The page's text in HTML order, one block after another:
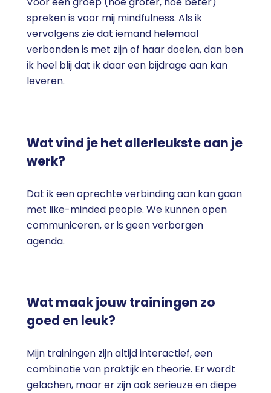
spreken is voor mij mindfulness. Als ik
vervolgens zie dat iemand helemaal
verbonden is met zijn of haar doelen, dan ben
ik heel blij dat ik daar een bijdrage aan kan
leveren.
Wat vind je het allerleukste aan je
werk?
Dat ik een oprechte verbinding aan kan gaan
met like-minded people. We kunnen open
communiceren, er is geen verborgen
agenda.
Wat maak jouw trainingen zo
goed en leuk?
Mijn trainingen zijn altijd interactief, een
combinatie van praktijk en theorie. Er wordt
gelachen, maar er zijn ook serieuze en diepe